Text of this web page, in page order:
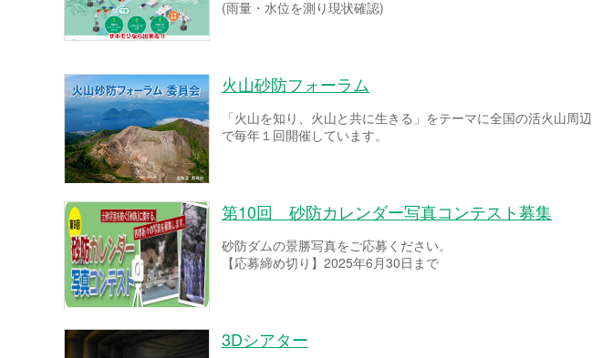
(雨量・水位を測り現状確認)
火山砂防フォーラム
「火山を知り、火山と共に生きる」をテーマに全国の活火山周辺
で毎年１回開催しています。
第10回 砂防カレンダー写真コンテスト募集
砂防ダムの景勝写真をご応募ください。
【応募締め切り】2025年6月30日まで
3Dシアター